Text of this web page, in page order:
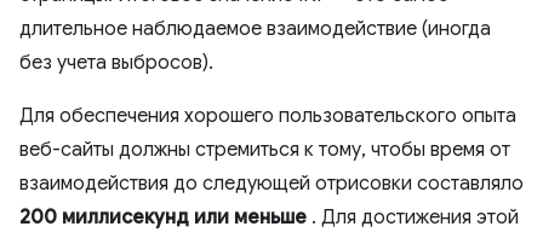
длительное наблюдаемое взаимодействие (иногда
без учета выбросов).
Для обеспечения хорошего пользовательского опыта
веб-сайты должны стремиться к тому, чтобы время от
взаимодействия до следующей отрисовки составляло
200 миллисекунд или меньше . Для достижения этой